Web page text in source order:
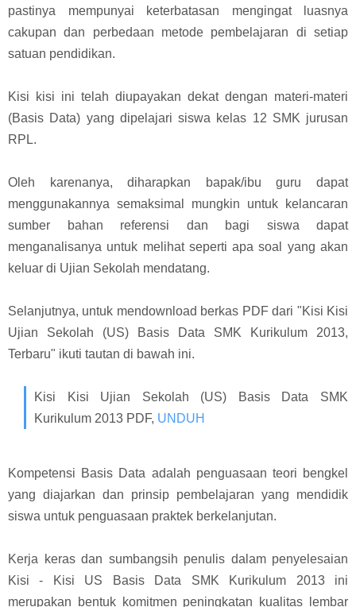
pastinya mempunyai keterbatasan mengingat luasnya
cakupan dan perbedaan metode pembelajaran di setiap
satuan pendidikan.
Kisi kisi ini telah diupayakan dekat dengan materi-materi
(Basis Data) yang dipelajari siswa kelas 12 SMK jurusan
RPL.
Oleh karenanya, diharapkan bapak/ibu guru dapat
menggunakannya semaksimal mungkin untuk kelancaran
sumber bahan referensi dan bagi siswa dapat
menganalisanya untuk melihat seperti apa soal yang akan
keluar di Ujian Sekolah mendatang.
Selanjutnya, untuk mendownload berkas PDF dari "Kisi Kisi
Ujian Sekolah (US) Basis Data SMK Kurikulum 2013,
Terbaru" ikuti tautan di bawah ini.
Kisi Kisi Ujian Sekolah (US) Basis Data SMK
Kurikulum 2013 PDF, UNDUH
Kompetensi Basis Data adalah penguasaan teori bengkel
yang diajarkan dan prinsip pembelajaran yang mendidik
siswa untuk penguasaan praktek berkelanjutan.
Kerja keras dan sumbangsih penulis dalam penyelesaian
Kisi - Kisi US Basis Data SMK Kurikulum 2013 ini
merupakan bentuk komitmen peningkatan kualitas lembar